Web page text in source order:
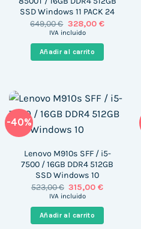
SSD Windows 11 PACK 24
649,00€ El
precio
era:
649,00 €.
328,00 €El
es:
328,00 €.
IVA incluido
Añadir al carrito
-40%
Lenovo M910s SFF / i5-
7500 / 16GB DDR4 512GB
SSD Windows 10
523,00€ El
precio
era:
523,00 €.
315,00€El
es:
315,00 €.
IVA incluido
Añadir al carrito